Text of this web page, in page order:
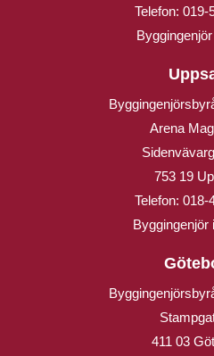
Telefon: 019-
Arena
753 19
Telefon: 018-
Byggingenjör
411 03